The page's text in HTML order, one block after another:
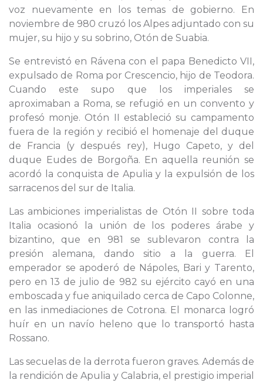
voz nuevamente en los temas de gobierno. En
noviembre de 980 cruzó los Alpes adjuntado con su
mujer, su hijo y su sobrino, Otón de Suabia.
Se entrevistó en Rávena con el papa Benedicto VII,
expulsado de Roma por Crescencio, hijo de Teodora.
Cuando este supo que los imperiales se
aproximaban a Roma, se refugió en un convento y
profesó monje. Otón II estableció su campamento
fuera de la región y recibió el homenaje del duque
de Francia (y después rey), Hugo Capeto, y del
duque Eudes de Borgoña. En aquella reunión se
acordó la conquista de Apulia y la expulsión de los
sarracenos del sur de Italia.
Las ambiciones imperialistas de Otón II sobre toda
Italia ocasionó la unión de los poderes árabe y
bizantino, que en 981 se sublevaron contra la
presión alemana, dando sitio a la guerra. El
emperador se apoderó de Nápoles, Bari y Tarento,
pero en 13 de julio de 982 su ejército cayó en una
emboscada y fue aniquilado cerca de Capo Colonne,
en las inmediaciones de Cotrona. El monarca logró
huír en un navío heleno que lo transportó hasta
Rossano.
Las secuelas de la derrota fueron graves. Además de
la rendición de Apulia y Calabria, el prestigio imperial